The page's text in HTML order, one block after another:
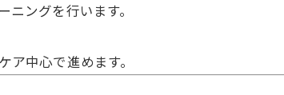
ングを行います。
中心で進めます。